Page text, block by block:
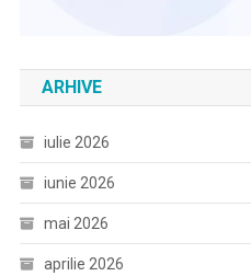
ARHIVE
iulie 2026
iunie 2026
mai 2026
aprilie 2026